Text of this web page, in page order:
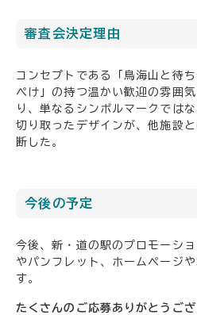
審査会決定理由
コンセプトである「鳥海山と待
ぺけ」の持つ温かい歓迎の雰囲
り、単なるシンボルマークでは
切り取ったデザインが、他施設
断した。
今後の予定
今後、新・道の駅のプロモーシ
やパンフレット、ホームページや
す。
たくさんのご応募ありがとうご